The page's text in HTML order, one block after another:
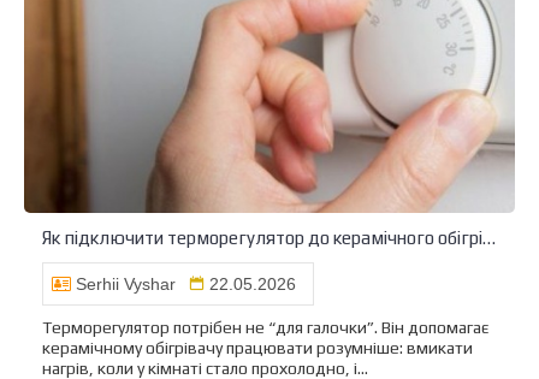
Як підключити терморегулятор до керамічного обігрівача
Serhii Vyshar 22.05.2026
Терморегулятор потрібен не “для галочки”. Він допомагає
керамічному обігрівачу працювати розумніше: вмикати
нагрів, коли у кімнаті стало прохолодно, і...